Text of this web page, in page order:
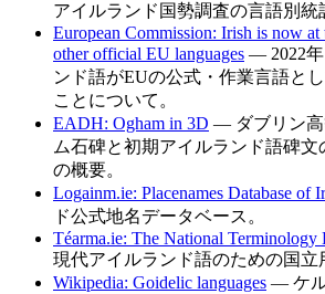
アイルランド国勢調査の言語別統
European Commission: Irish is now at
other official EU languages — 2022年
ンド語がEUの公式・作業言語と
ことについて。
EADH: Ogham in 3D — ダブリン高
ム石碑と初期アイルランド語碑文
の概要。
Logainm.ie: Placenames Database of
ド公式地名データベース。
Téarma.ie: The National Terminology
現代アイルランド語のための国立
Wikipedia: Goidelic languages — ケ